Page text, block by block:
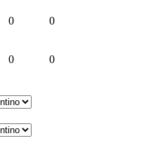
0 0
0 0